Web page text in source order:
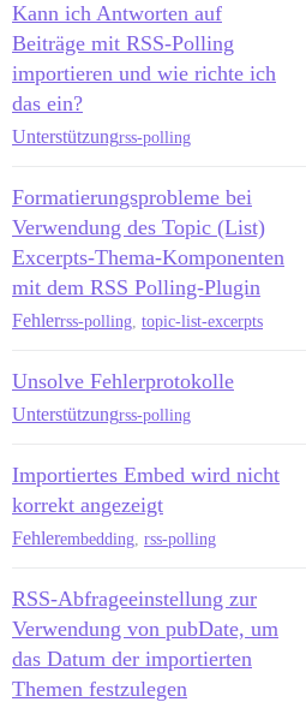
Kann ich Antworten auf
Beiträge mit RSS-Polling
importieren und wie richte ich
das ein?
Unterstützungrss-polling
Formatierungsprobleme bei
Verwendung des Topic (List)
Excerpts-Thema-Komponenten
mit dem RSS Polling-Plugin
Fehlerrss-polling topic-list-excerpts
Unsolve Fehlerprotokolle
Unterstützungrss-polling
Importiertes Embed wird nicht
korrekt angezeigt
Fehlerembedding rss-polling
RSS-Abfrageeinstellung zur
Verwendung von pubDate, um
das Datum der importierten
Themen festzulegen